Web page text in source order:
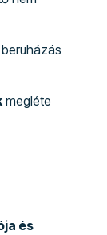
megléte
és